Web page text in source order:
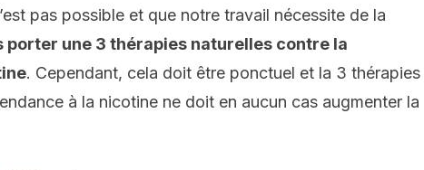
pas possible et que notre travail nécessite de la
porter une 3 thérapies naturelles contre la
. Cependant, cela doit être ponctuel et la 3 thérapies
à la nicotine ne doit en aucun cas augmenter la